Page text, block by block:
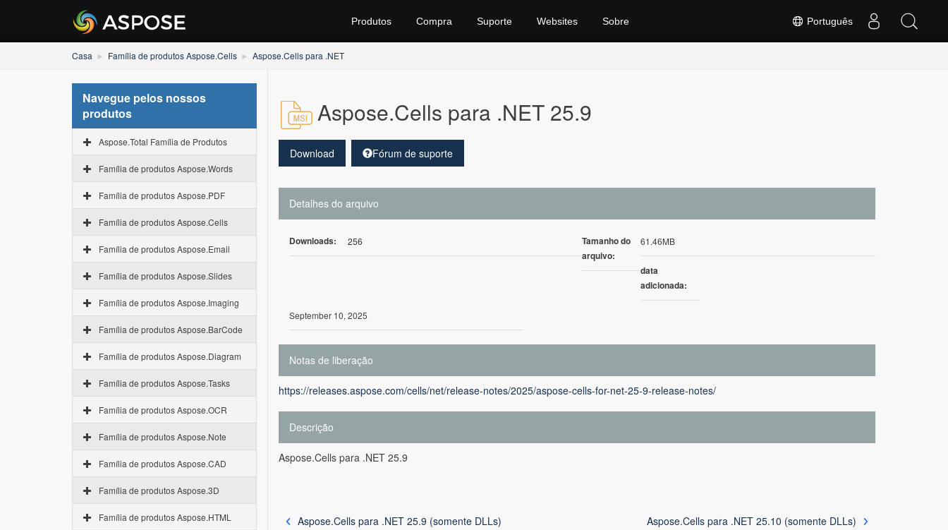
Português
Produtos Compra Suporte Websites Sobre
Casa Família de produtos Aspose.Cells Aspose.Cells para .NET
Navegue pelos nossos
produtos
Aspose.Total Família de Produtos
Família de produtos Aspose.Words
Família de produtos Aspose.PDF
Família de produtos Aspose.Cells
Família de produtos Aspose.Email
Família de produtos Aspose.Slides
Família de produtos Aspose.Imaging
Família de produtos Aspose.BarCode
Família de produtos Aspose.Diagram
Família de produtos Aspose.Tasks
Família de produtos Aspose.OCR
Família de produtos Aspose.Note
Família de produtos Aspose.CAD
Família de produtos Aspose.3D
Família de produtos Aspose.HTML
Aspose.Cells para .NET 25.9
Download Fórum de suporte
Detalhes do arquivo
Downloads: 256
Tamanho do
arquivo:
61.46MB
data
adicionada:
September 10, 2025
Notas de liberação
https://releases.aspose.com/cells/net/release-notes/2025/aspose-cells-for-net-25-9-release-notes/
Descrição
Aspose.Cells para .NET 25.9
Aspose.Cells para .NET 25.9 (somente DLLs) Aspose.Cells para .NET 25.10 (somente DLLs)